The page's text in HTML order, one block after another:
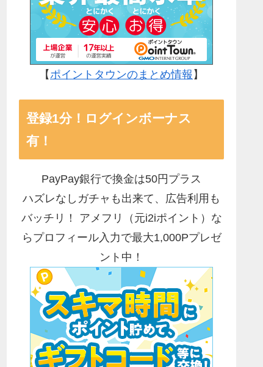
【ポイントタウンのまとめ情報 】
登録1分！ログインボーナス
有！
PayPay銀行で換金は50円プラス
ハズレなしガチャも出来て、広告利用も
バッチリ！ アメフリ（元i2iポイント）な
らプロフィール入力で最大1,000Pプレゼ
ント中！